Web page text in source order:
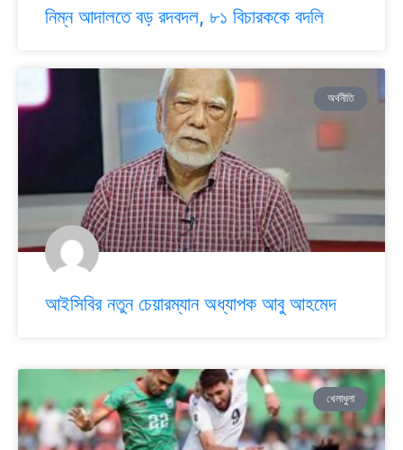
নিম্ন আদালতে বড় রদবদল, ৮১ বিচারককে বদলি
অর্থনীতি
আইসিবির নতুন চেয়ারম্যান অধ্যাপক আবু আহমেদ
খেলাধুলা